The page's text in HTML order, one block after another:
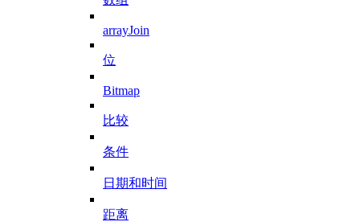
arrayJoin
位
Bitmap
比较
条件
日期和时间
距离